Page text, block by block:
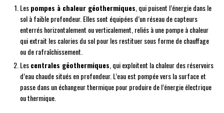
Lespompes à chaleur géothermiques, qui puisent l’énergie dans le
sol à faible profondeur. Elles sont équipées d’un réseau de capteurs
enterrés horizontalement ou verticalement, reliés à une pompe à chaleur
qui extrait les calories du sol pour les restituer sous forme de chauffage
ou de rafraîchissement.
Lescentrales géothermiques, qui exploitent la chaleur des réservoirs
d’eau chaude situés en profondeur. L’eau est pompée vers la surface et
passe dans un échangeur thermique pour produire de l’énergie électrique
ou thermique.